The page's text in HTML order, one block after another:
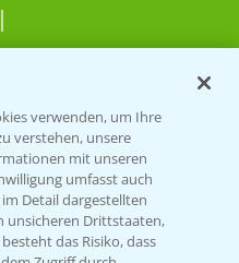
1
verwenden, um Ihre
verstehen, unsere
mit unseren
umfasst auch
Detail dargestellten
unsicheren Drittstaaten,
das Risiko, dass